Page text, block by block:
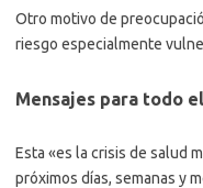
Otro motivo de
riesgo especialmente
Mensajes para todo
Esta «es la crisis de salud
próximos días, semanas y